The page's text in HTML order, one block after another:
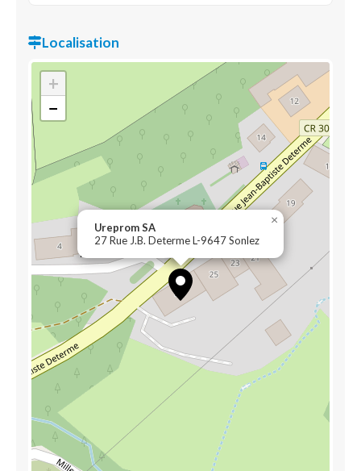
Localisation
Ureprom SA
27 Rue J.B. Determe L-9647 Sonlez
×
+
−